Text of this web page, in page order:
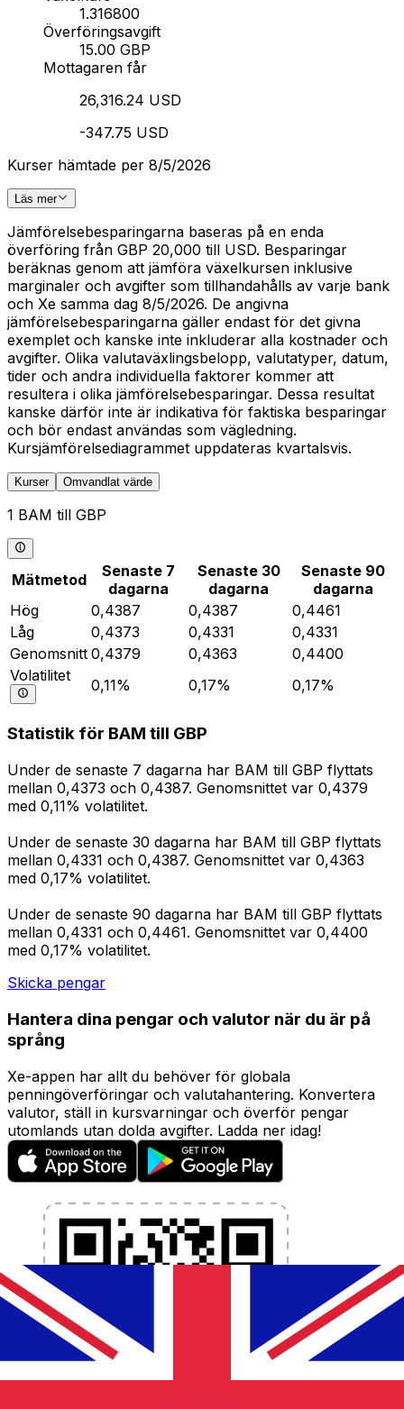
1.316800
Överföringsavgift
15.00 GBP
Mottagaren får
26,316.24 USD
-347.75 USD
Kurser hämtade per 8/5/2026
Läs mer
Jämförelsebesparingarna baseras på en enda
överföring från GBP 20,000 till USD. Besparingar
beräknas genom att jämföra växelkursen inklusive
marginaler och avgifter som tillhandahålls av varje bank
och Xe samma dag 8/5/2026. De angivna
jämförelsebesparingarna gäller endast för det givna
exemplet och kanske inte inkluderar alla kostnader och
avgifter. Olika valutaväxlingsbelopp, valutatyper, datum,
tider och andra individuella faktorer kommer att
resultera i olika jämförelsebesparingar. Dessa resultat
kanske därför inte är indikativa för faktiska besparingar
och bör endast användas som vägledning.
Kursjämförelsediagrammet uppdateras kvartalsvis.
Kurser Omvandlat värde
1 BAM till GBP
Mätmetod
Senaste 7
dagarna
Senaste 30
dagarna
Senaste 90
dagarna
Hög
0,4387 0,4387
0,4461
Låg
0,4373 0,4331
0,4331
Genomsnitt 0,4379 0,4363
0,4400
Volatilitet
0,11% 0,17% 0,17%
Statistik för BAM till GBP
Under de senaste 7 dagarna har BAM till GBP flyttats
mellan 0,4373 och 0,4387. Genomsnittet var 0,4379
med 0,11% volatilitet.
Under de senaste 30 dagarna har BAM till GBP flyttats
mellan 0,4331 och 0,4387. Genomsnittet var 0,4363
med 0,17% volatilitet.
Under de senaste 90 dagarna har BAM till GBP flyttats
mellan 0,4331 och 0,4461. Genomsnittet var 0,4400
med 0,17% volatilitet.
Skicka pengar
Hantera dina pengar och valutor när du är på
språng
Xe-appen har allt du behöver för globala
penningöverföringar och valutahantering. Konvertera
valutor, ställ in kursvarningar och överför pengar
utomlands utan dolda avgifter. Ladda ner idag!